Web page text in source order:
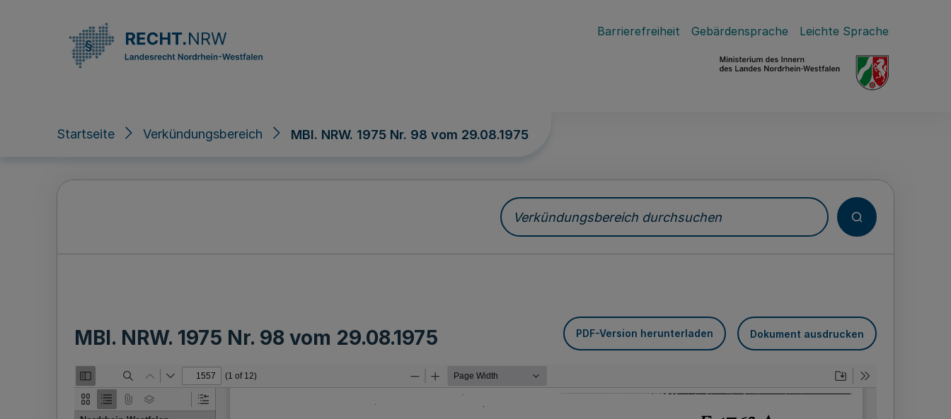
Barrierefreiheit Gebärdensprache Leichte Sprache
Startseite Verkündungsbereich MBl. NRW. 1975 Nr. 98 vom 29.08.1975
Verkündungsbereich durchsuchen
MBl. NRW. 1975 Nr. 98 vom 29.08.1975 PDF-Version herunterladen Dokument ausdrucken